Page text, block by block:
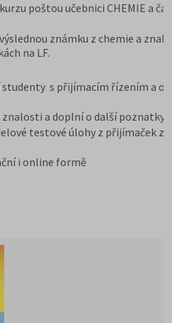
poštou učebnici CHEMIE a
známku z chemie a
na LF.
s přijímacím řízením a
a doplní o další poznatky
testové úlohy z přijímaček z
i online formě